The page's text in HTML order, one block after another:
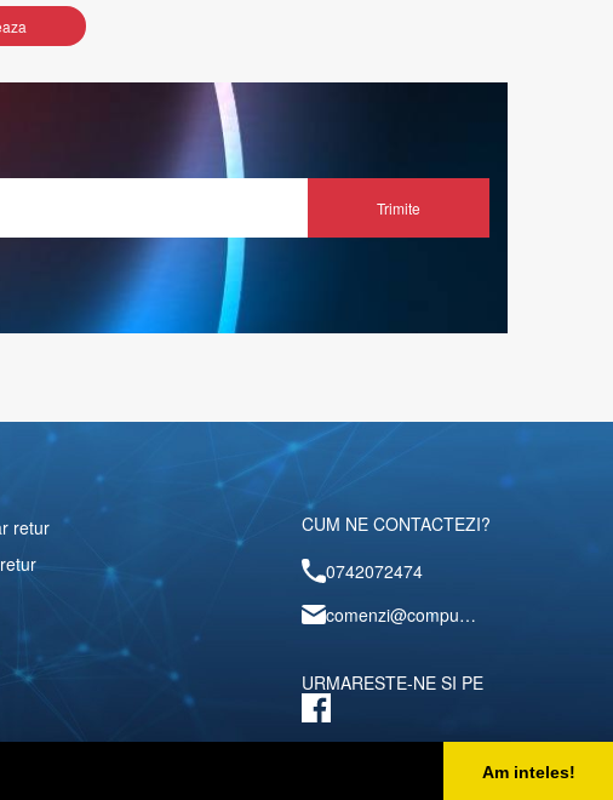
Am inteles!
Trimite
retur
CUM NE CONTACTEZI?
0742072474
comenzi@computerescu.ro
URMARESTE-NE SI PE